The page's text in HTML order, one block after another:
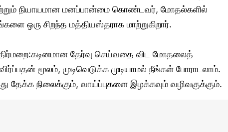
நியாயமான மனப்பான்மை கொண்டவர், மோதல்களில்
ஒரு சிறந்த மத்தியஸ்தராக மாற்றுகிறார்.
தேர்வு செய்வதை விட மோதலைத்
மூலம், முடிவெடுக்க முடியாமல் நீங்கள் போராடலாம்.
தேக்க நிலைக்கும், வாய்ப்புகளை இழக்கவும் வழிவகுக்கும்.